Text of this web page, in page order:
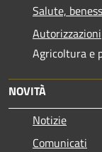
Salute,
Autorizzazioni
Agricoltura e
NOVITÀ
Notizie
Comunicati